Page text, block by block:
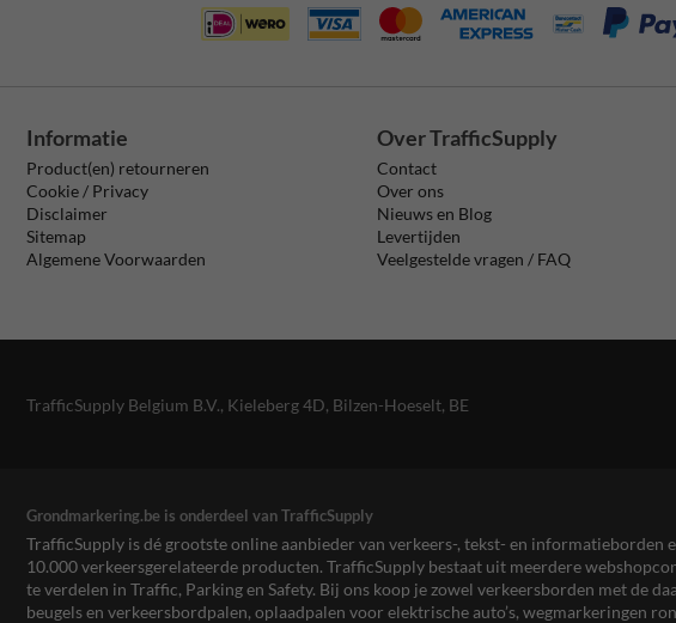
Informatie
Product(en) retourneren
Cookie / Privacy
Disclaimer
Sitemap
Algemene Voorwaarden
Over TrafficSupply
Contact
Over ons
Nieuws en Blog
Levertijden
Veelgestelde vragen / FAQ
TrafficSupply Belgium B.V., Kieleberg 4D, Bilzen-Hoeselt, BE
Grondmarkering.be is onderdeel van TrafficSupply
TrafficSupply is dé grootste online aanbieder van verkeers-, tekst- en informatieborden
10.000 verkeersgerelateerde producten. TrafficSupply bestaat uit meerdere
te verdelen in Traffic, Parking en Safety. Bij ons koop je zowel verkeersborden met de
beugels en verkeersbordpalen, oplaadpalen voor elektrische auto’s, wegmarkeringen